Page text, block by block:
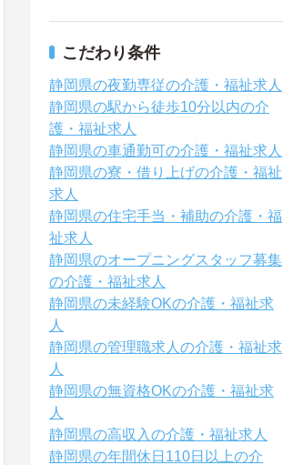
こだわり条件
静岡県の夜勤専従の介護・福祉求人
静岡県の駅から徒歩10分以内の介
護・福祉求人
静岡県の車通勤可の介護・福祉求人
静岡県の寮・借り上げの介護・福祉
求人
静岡県の住宅手当・補助の介護・福
祉求人
静岡県のオープニングスタッフ募集
の介護・福祉求人
静岡県の未経験OKの介護・福祉求
人
静岡県の管理職求人の介護・福祉求
人
静岡県の無資格OKの介護・福祉求
人
静岡県の高収入の介護・福祉求人
静岡県の年間休日110日以上の介